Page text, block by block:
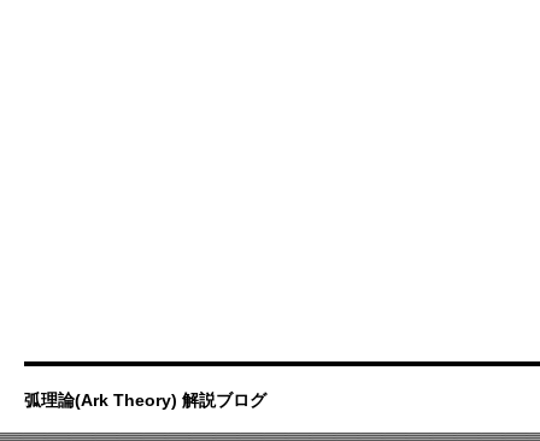
弧理論(Ark Theory) 解説ブログ